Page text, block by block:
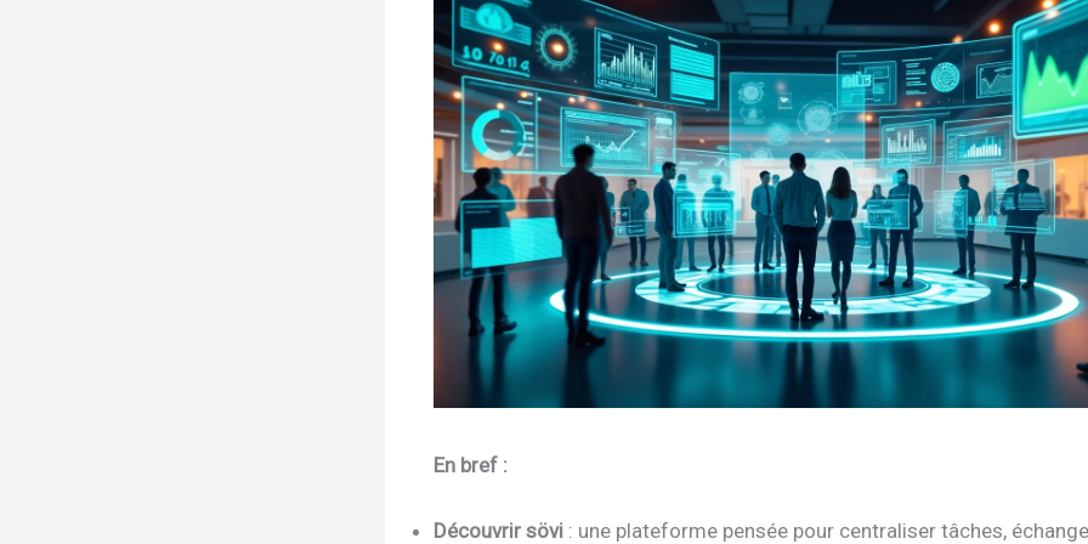
En bref :
Découvrir sövi : une plateforme pensée pour centraliser tâches,